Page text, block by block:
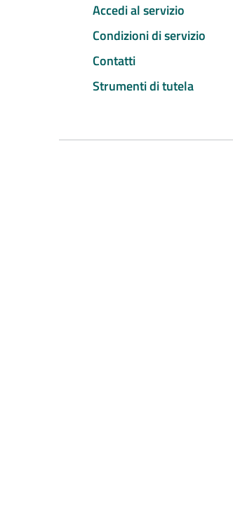
Accedi al servizio
Condizioni di servizio
Contatti
Strumenti di tutela